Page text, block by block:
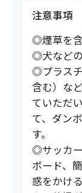
注意事項
◎煙草を含
◎犬などの
◎プラス
含む）な
ていただ
て、ダン
す。
◎サッカ
ボード、
惑をかけ